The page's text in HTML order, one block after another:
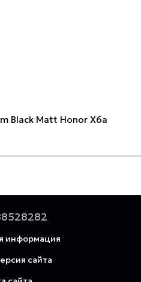
Black Matt Honor X6a
информация
сайта